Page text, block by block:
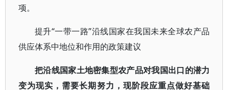
项。
提升“一带一路”沿线国家在我国未来全球农产品
供应体系中地位和作用的政策建议
把沿线国家土地密集型农产品对我国出口的潜力
变为现实，需要长期努力，现阶段应重点做好基础